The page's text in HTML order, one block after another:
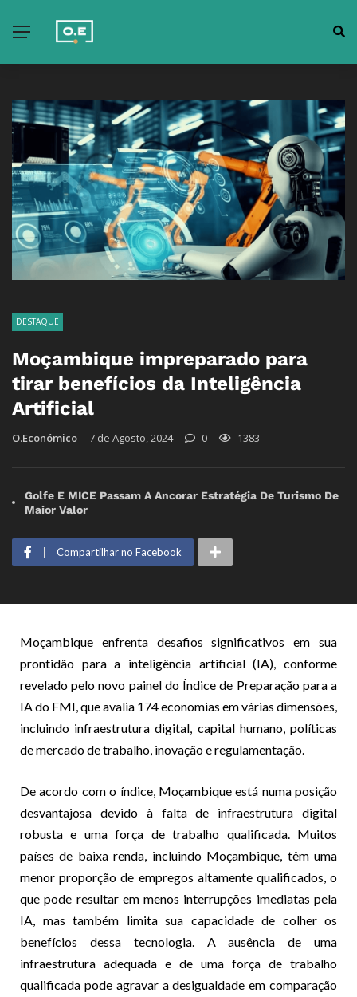
DESTAQUE
Moçambique impreparado para
tirar benefícios da Inteligência
Artificial
O.Económico 7 de Agosto, 2024 0 1383
Golfe E MICE Passam A Ancorar Estratégia De Turismo De
Maior Valor
Compartilhar no Facebook
Moçambique enfrenta desafios significativos em sua
prontidão para a inteligência artificial (IA), conforme
revelado pelo novo painel do Índice de Preparação para a
IA do FMI, que avalia 174 economias em várias dimensões,
incluindo infraestrutura digital, capital humano, políticas
de mercado de trabalho, inovação e regulamentação.
De acordo com o índice, Moçambique está numa posição
desvantajosa devido à falta de infraestrutura digital
robusta e uma força de trabalho qualificada. Muitos
países de baixa renda, incluindo Moçambique, têm uma
menor proporção de empregos altamente qualificados, o
que pode resultar em menos interrupções imediatas pela
IA, mas também limita sua capacidade de colher os
benefícios dessa tecnologia. A ausência de uma
infraestrutura adequada e de uma força de trabalho
qualificada pode agravar a desigualdade em comparação